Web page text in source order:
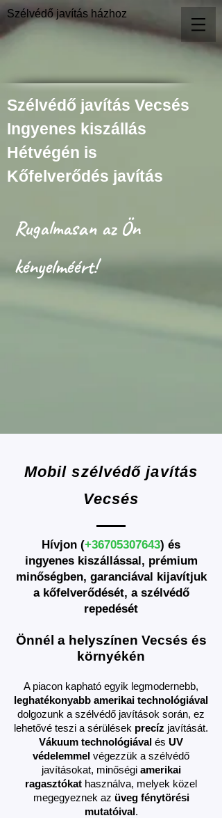
Szélvédő javítás házhoz
Szélvédő javítás Vecsés
Ingyenes kiszállás
Hétvégén is
Kőfelverődés javítás
Rugalmasan az Ön
kényelméért!
Mobil szélvédő javítás
Vecsés
Hívjon (+36705307643) és
ingyenes kiszállással, prémium
minőségben, garanciával kijavítjuk
a kőfelverődését, a szélvédő
repedését
Önnél a helyszínen Vecsés és
környékén
A piacon kapható egyik legmodernebb,
leghatékonyabb amerikai technológiával
dolgozunk a szélvédő javítások során, ez
lehetővé teszi a sérülések precíz javítását.
Vákuum technológiával és UV
védelemmel végezzük a szélvédő
javításokat, minőségi amerikai
ragasztókat használva, melyek közel
megegyeznek az üveg fénytörési
mutatóival.